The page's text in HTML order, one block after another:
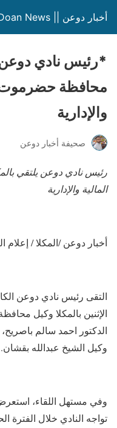
أخبار دوعن || Doan News
*رئيس نادي دوعن
محافظة حضرموت
والإدارية
صحيفة أخبار دوعن
رئيس نادي دوعن يلتقي
المالية والإدارية
أخبار دوعن /المكلا / إعلام
التقى رئيس نادي دوعن
الإثنين بالمكلا وكيل
الدكتور احمد سالم
وكيل الشيخ عبدالله بقشان.
وفي مستهل اللقاء،
تواجه النادي خلال الفترة